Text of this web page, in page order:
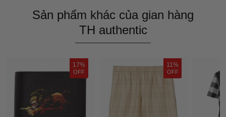
Sản phẩm khác của gian hàng
TH authentic
17%
OFF
11%
OFF